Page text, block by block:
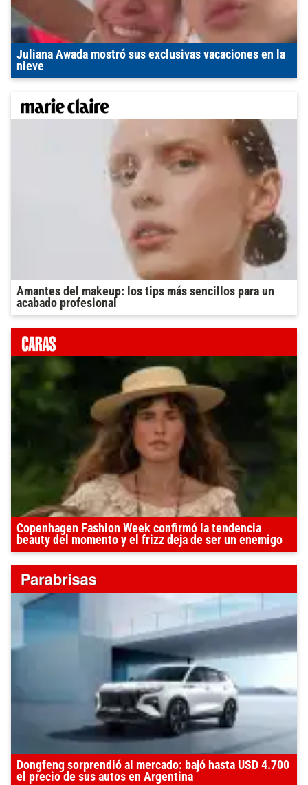
Juliana Awada mostró sus exclusivas vacaciones en la
nieve
Amantes del makeup: los tips más sencillos para un
acabado profesional
Copenhagen Fashion Week confirmó la tendencia
beauty del momento y el frizz deja de ser un enemigo
Dongfeng sorprendió al mercado: bajó hasta USD 4.700
el precio de sus autos en Argentina